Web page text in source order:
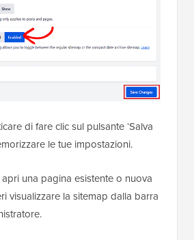
di fare clic sul pulsante ‘Salva
le tue impostazioni.
una pagina esistente o nuova
visualizzare la sitemap dalla barra